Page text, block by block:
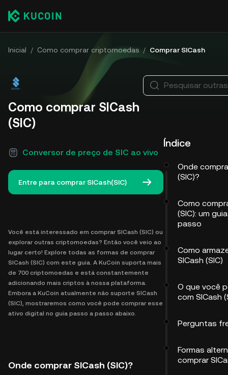
Inicial / Como comprar criptomoedas / Comprar SICash
Como comprar SICash
(SIC)
Conversor de preço de SIC ao vivo
Entre para comprar SICash(SIC)
Você está interessado em comprar SICash (SIC) ou
explorar outras criptomoedas? Então você veio ao
lugar certo! Explore todas as formas de comprar
SICash (SIC) com este guia. A KuCoin suporta mais
de 700 criptomoedas e está constantemente
adicionando mais criptos à nossa plataforma.
Embora a KuCoin atualmente não suporte SICash
(SIC), mostraremos como você pode comprar esse
ativo digital no guia passo a passo abaixo.
Onde comprar SICash (SIC)?
Pesquisar
Índice
Onde
(SIC)?
Como
(SIC): um
passo
Como
SICash (SIC)
O que você
com SICash
Perguntas
Formas
comprar